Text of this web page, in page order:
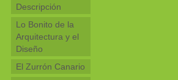
Descripción
Lo Bonito de la
Arquitectura y el
Diseño
El Zurrón Canario